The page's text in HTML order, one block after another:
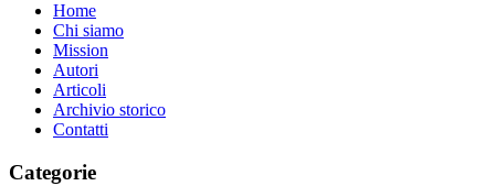
Home
Chi siamo
Mission
Autori
Articoli
Archivio storico
Contatti
Categorie